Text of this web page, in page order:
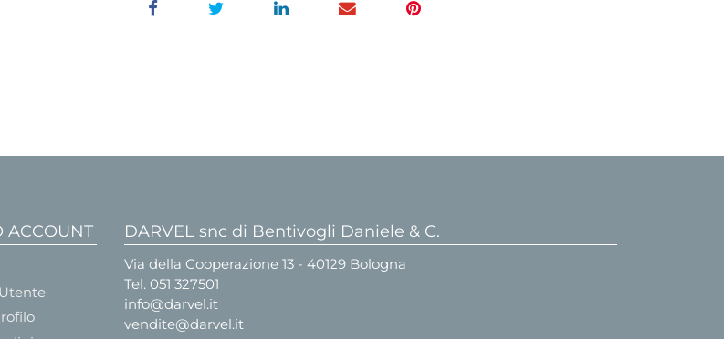
ACCOUNT DARVEL snc di Bentivogli Daniele & C.
Via della Cooperazione 13 - 40129 Bologna
Tel. 051 327501
info@darvel.it
vendite@darvel.it